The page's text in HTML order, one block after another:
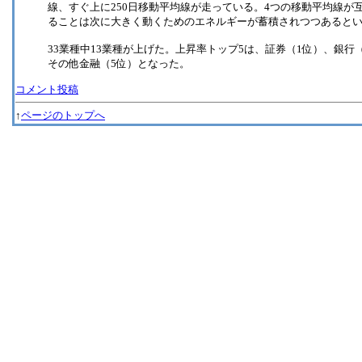
線、すぐ上に250日移動平均線が走っている。4つの移動平均線が
ることは次に大きく動くためのエネルギーが蓄積されつつあると
33業種中13業種が上げた。上昇率トップ5は、証券（1位）、銀
その他金融（5位）となった。
コメント投稿
↑ページのトップへ